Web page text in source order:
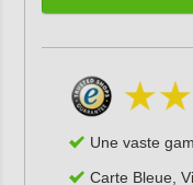
Une vaste
Carte Bleue,